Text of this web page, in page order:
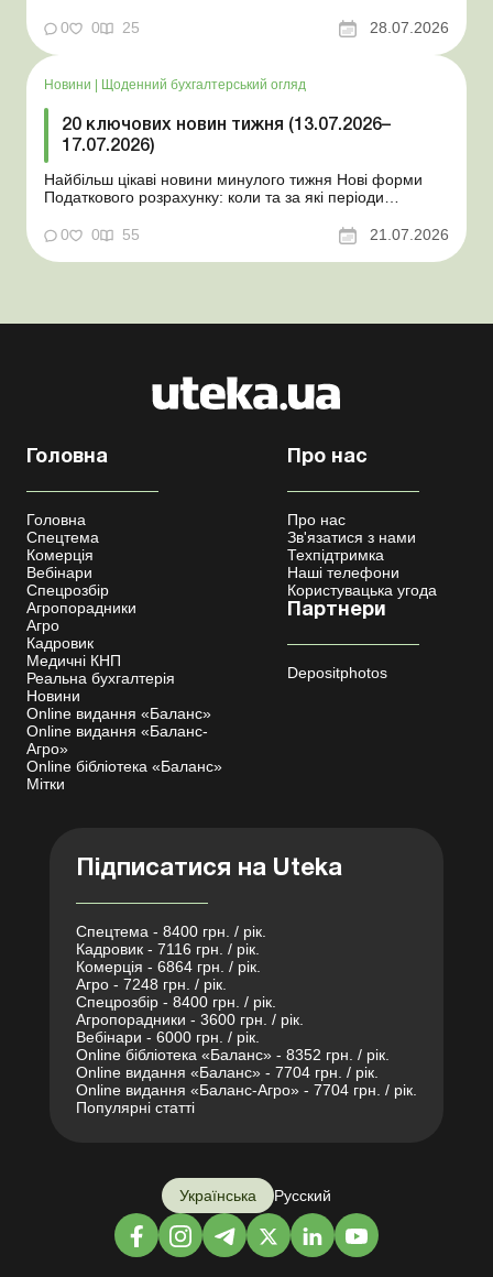
координаційного центру з організації бронювання У
працівника виявлено статус «у розшуку»: що потрібно
0 0 25 28.07.2026
Новини Щоденний бухгалтерський огляд
20 ключових новин тижня (13.07.2026–
17.07.2026)
Найбільш цікаві новини минулого тижня Нові форми
Податкового розрахунку: коли та за які періоди
відстрочки від призову під час мобілізації удосконалено
Кабмін утворив Координаційний центр з організації
бронювання військовозобов’язаних Верховна ...
0 0 55 21.07.2026
Головна
Головна
Спецтема
Комерція
Вебінари
Спецрозбір
Агропорадники
Агро
Кадровик
Медичні КНП
Реальна бухгалтерія
Новини
Online видання «Баланс»
Online видання «Баланс-
Агро»
Online бібліотека «Баланс»
Мітки
Про нас
Про нас
Зв'язатися з нами
Техпідтримка
Наші телефони
Користувацька угода
Партнери
Depositphotos
Підписатися на Uteka
Спецтема - 8400 грн. / рік.
Кадровик - 7116 грн. / рік.
Комерція - 6864 грн. / рік.
Агро - 7248 грн. / рік.
Спецрозбір - 8400 грн. / рік.
Агропорадники - 3600 грн. / рік.
Вебінари - 6000 грн. / рік.
Online бібліотека «Баланс» - 8352 грн. / рік.
Online видання «Баланс» - 7704 грн. / рік.
Online видання «Баланс-Агро» - 7704 грн. / рік.
Популярні статті
Українська Русский